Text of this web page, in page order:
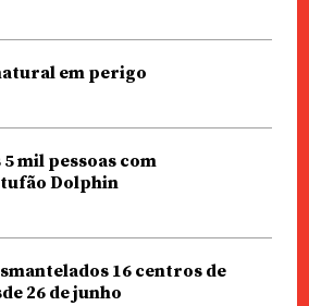
em perigo
mil pessoas com
Dolphin
16 centros de
26 de junho